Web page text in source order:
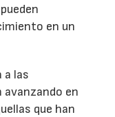
en un
a las
en
que han